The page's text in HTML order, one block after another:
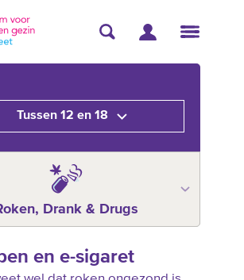
Tussen 12 en 18
Drank & Drugs
en e-sigaret